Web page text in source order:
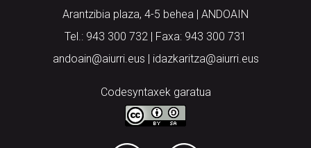
Arantzibia plaza, 4-5 behea | ANDOAIN
Tel.: 943 300 732 | Faxa: 943 300 731
andoain@aiurri.eus | idazkaritza@aiurri.eus
Codesyntaxek garatua